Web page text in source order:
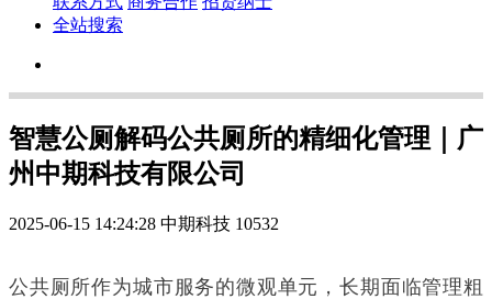
全站搜索
智慧公厕解码公共厕所的精细化管理｜广
州中期科技有限公司
2025-06-15 14:24:28 中期科技 10532
公共厕所作为城市服务的微观单元，长期面临管理粗